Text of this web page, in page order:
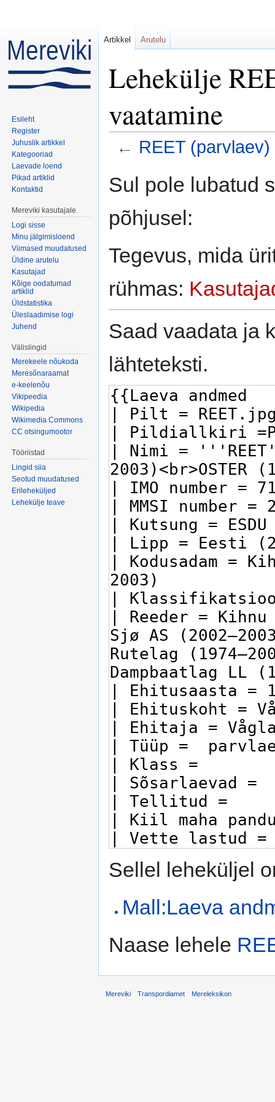
Lehekülje
vaatamine
← REET (parvlaev)
Sul pole lubatud
põhjusel:
Tegevus, mida
rühmas:
Saad vaadata ja
lähteteksti.
Sellel leheküljel
Mall:Laeva
Naase lehele
Artikkel Arutelu
Esileht
Register
Juhuslik artikkel
Kategooriad
Laevade loend
Pikad artiklid
Kontaktid
Mereviki kasutajale
Logi sisse
Minu jälgimisloend
Viimased muudatused
Üldine arutelu
Kasutajad
Kõige oodatumad
artiklid
Üldstatistika
Üleslaadimise logi
Juhend
Välislingid
Merekeele nõukoda
Meresõnaraamat
e-keelenõu
Vikipeedia
Wikipedia
Wikimedia Commons
CC otsingumootor
Tööriistad
Lingid siia
Seotud muudatused
Erileheküljed
Lehekülje teave
Mereviki Transpordiamet Mereleksikon